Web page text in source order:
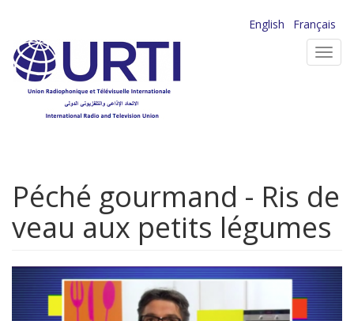
contenu
principal
English
Français
Péché gourmand - Ris de
veau aux petits légumes